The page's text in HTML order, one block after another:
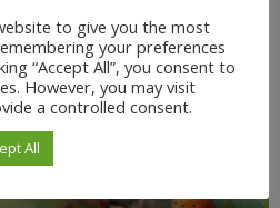
to give you the most
your preferences
“Accept All”, you consent to
However, you may visit
a controlled consent.
All